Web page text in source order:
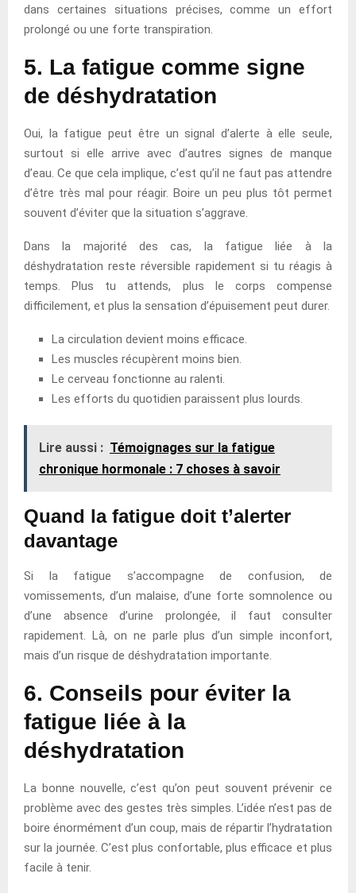
dans certaines situations précises, comme un effort
prolongé ou une forte transpiration.
5. La fatigue comme signe
de déshydratation
Oui, la fatigue peut être un signal d’alerte à elle seule,
surtout si elle arrive avec d’autres signes de manque
d’eau. Ce que cela implique, c’est qu’il ne faut pas attendre
d’être très mal pour réagir. Boire un peu plus tôt permet
souvent d’éviter que la situation s’aggrave.
Dans la majorité des cas, la fatigue liée à la
déshydratation reste réversible rapidement si tu réagis à
temps. Plus tu attends, plus le corps compense
difficilement, et plus la sensation d’épuisement peut durer.
La circulation devient moins efficace.
Les muscles récupèrent moins bien.
Le cerveau fonctionne au ralenti.
Les efforts du quotidien paraissent plus lourds.
Lire aussi : Témoignages sur la fatigue
chronique hormonale : 7 choses à savoir
Quand la fatigue doit t’alerter
davantage
Si la fatigue s’accompagne de confusion, de
vomissements, d’un malaise, d’une forte somnolence ou
d’une absence d’urine prolongée, il faut consulter
rapidement. Là, on ne parle plus d’un simple inconfort,
mais d’un risque de déshydratation importante.
6. Conseils pour éviter la
fatigue liée à la
déshydratation
La bonne nouvelle, c’est qu’on peut souvent prévenir ce
problème avec des gestes très simples. L’idée n’est pas de
boire énormément d’un coup, mais de répartir l’hydratation
sur la journée. C’est plus confortable, plus efficace et plus
facile à tenir.